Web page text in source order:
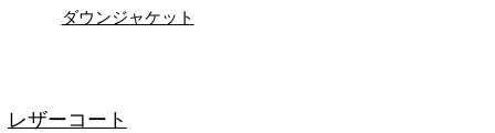
ダウンジャケット
レザーコート